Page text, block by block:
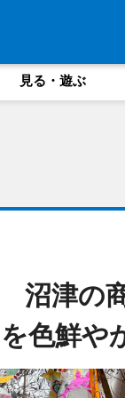
見る・遊ぶ
津の
色鮮や